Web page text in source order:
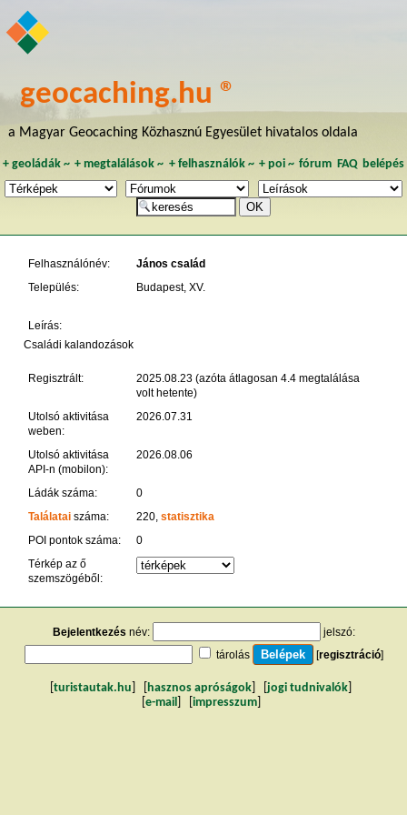
geocaching.hu ®
a Magyar Geocaching Közhasznú Egyesület hivatalos oldala
+ geoládák~ +megtalálások ~ + felhasználók~ + poi~ fórum FAQ belépés
Felhasználónév:
János család
Település:
Budapest, XV.
Leírás:
Családi kalandozások
Regisztrált:
2025.08.23 (azóta átlagosan 4.4 megtalálása
volt hetente)
Utolsó aktivitása
weben:
2026.07.31
Utolsó aktivitása
API-n (mobilon):
2026.08.06
Ládák száma:
0
Találataiszáma: 220, statisztika
POI pontok száma:
0
Térkép az ő
szemszögéből:
Bejelentkezés név:
jelszó:
tárolás
[regisztráció]
turistautak.hu hasznos apróságok jogi tudnivalók
e-mail impresszum]